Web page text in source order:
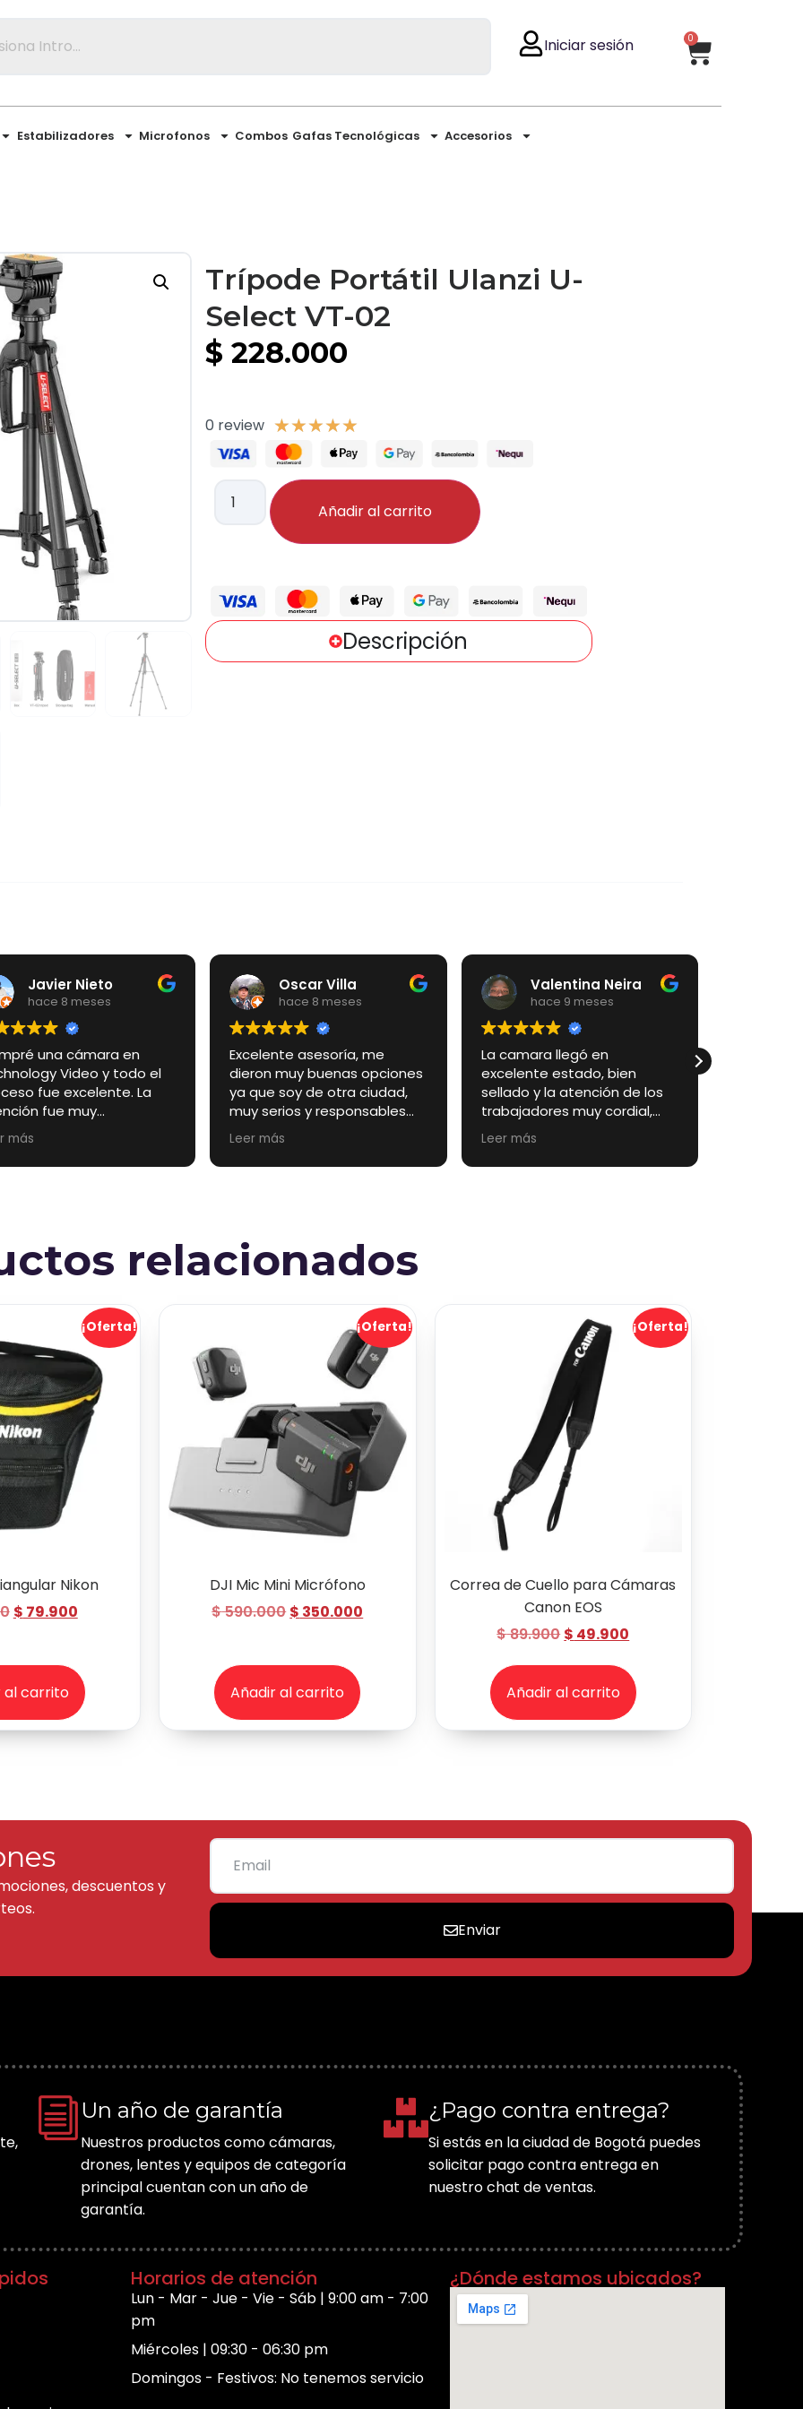
Iniciar sesión 0
Estabilizadores Microfonos Combos Gafas Tecnológicas Accesorios
Trípode Portátil Ulanzi U-
Select VT-02
$ 228.000
0 review ★★★★★
Añadir al carrito
Descripción
el
La
justo
en
fecha
Oscar Villa
hace 8 meses
Excelente asesoría, me
dieron muy buenas opciones
ya que soy de otra ciudad,
muy serios y responsables
con todo lo que uno
RECOMENDADOS
Valentina Neira
hace 9 meses
La camara llegó en
excelente estado, bien
sellado y la atención de los
trabajadores muy cordial,
muy satisfecha con el
servicio y el producto.
Muy satisfecho con el
producto, cumplidos.
Recomendado
relacionados
¡Oferta!
Nikon
$ 79.900
al carrito
¡Oferta!
DJI Mic Mini Micrófono
$590.000 $ 350.000
Añadir al carrito
¡Oferta!
Correa de Cuello para Cámaras
Canon EOS
$89.900 $ 49.900
Añadir al carrito
descuentos y
Enviar
Un año de garantía
Nuestros productos como cámaras,
drones, lentes y equipos de categoría
principal cuentan con un año de
garantía.
¿Pago contra entrega?
Si estás en la ciudad de Bogotá puedes
solicitar pago contra entrega en
nuestro chat de ventas.
Horarios de atención
Lun - Mar - Jue - Vie - Sáb | 9:00 am - 7:00
pm
Miércoles | 09:30 - 06:30 pm
Domingos - Festivos: No tenemos servicio
¿Dónde estamos ubicados?